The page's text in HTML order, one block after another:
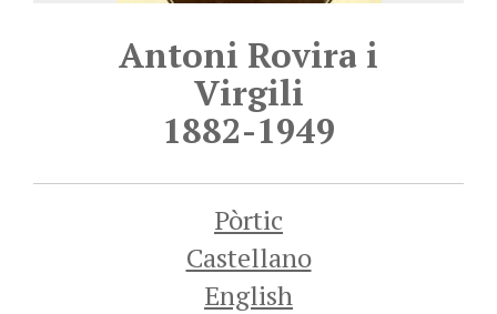
Antoni Rovira i
Virgili
1882-1949
Pòrtic
Castellano
English